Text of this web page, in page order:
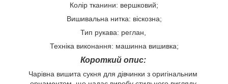
Колір тканини: вершковий;
Вишивальна нитка: віскозна;
Тип рукава: реглан,
Техніка виконання: машинна вишивка;
Короткий опис:
Чарівна вишита сукня для дівчинки з оригінальним